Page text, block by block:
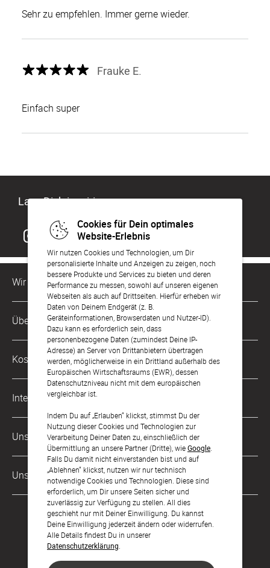
Cookies für Dein optimales
Website-Erlebnis
Wir nutzen Cookies und Technologien, um Dir
personalisierte Inhalte und Anzeigen zu zeigen, noch
bessere Produkte und Services zu bieten und deren
Performance zu messen, sowohl auf unseren eigenen
Webseiten als auch auf Drittseiten. Hierfür erheben wir
Daten von Deinem Endgerät (z. B.
Geräteinformationen, Browserdaten und Nutzer-ID).
Dazu kann es erforderlich sein, dass
personenbezogene Daten (zumindest Deine IP-
Adresse) an Server von Drittanbietern übertragen
werden, möglicherweise in ein Drittland außerhalb des
Europäischen Wirtschaftsraums (EWR), dessen
Datenschutzniveau nicht mit dem europäischen
vergleichbar ist.
Indem Du auf „Erlauben“ klickst, stimmst Du der
Nutzung dieser Cookies und Technologien zur
Verarbeitung Deiner Daten zu, einschließlich der
Übermittlung an unsere Partner (Dritte), wieGoogle
Falls Du damit nicht einverstanden bist und auf
„Ablehnen“ klickst, nutzen wir nur technisch
notwendige Cookies und Technologien. Diese sind
erforderlich, um Dir unsere Seiten sicher und
zuverlässig zur Verfügung zu stellen. All dies
geschieht nur mit Deiner Einwilligung. Du kannst
Deine Einwilligung jederzeit ändern oder widerrufen.
Alle Details findest Du in unserer
Datenschutzerklärung
Sehr zu empfehlen. Immer gerne wieder.
Frauke E.
Einfach super
Lass Dich inspirieren
Wir sind für Dich da
Kundenservice-Hotline
0049 221 956 725 10
Mo. - Fr. von 9 bis 17 Uhr
kontakt@sendmoments.ch
Über Uns
Philosophie
Karriere
Impressum
AGB & Widerrufsrecht
Zahlung & Versand
Datenschutz
LLM's
Kostenlose Services
Musterkarten
Digitale Fotoalben
Digitale Gästelisten
FAQ & Hilfe
International
Deutschland
Österreich
Frankreich
Unsere Zahlungsarten
Unsere Partner